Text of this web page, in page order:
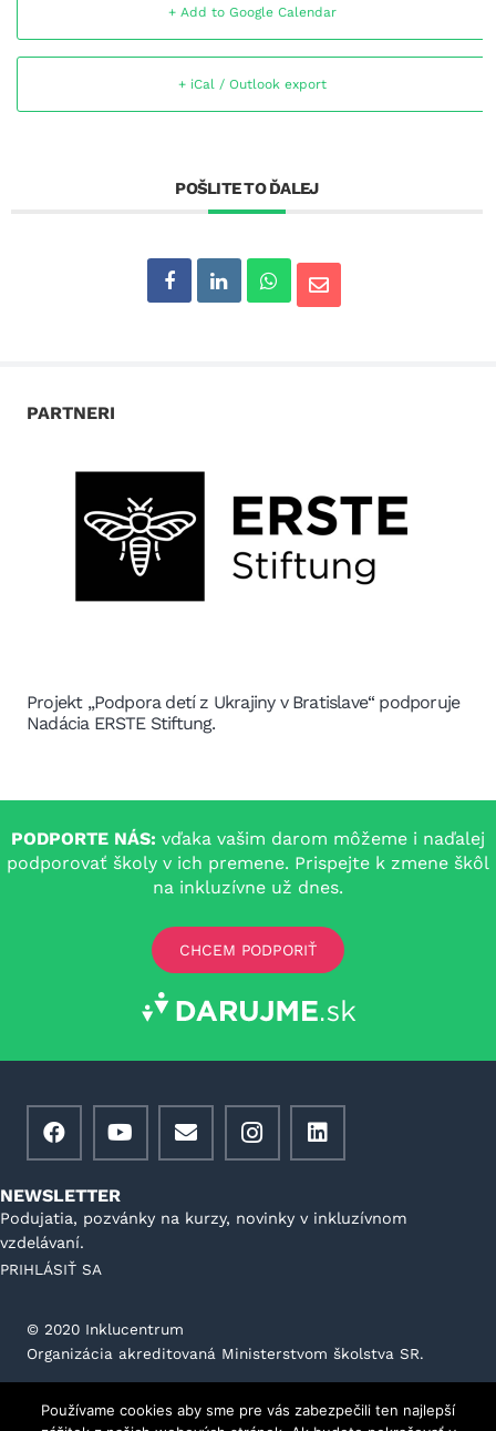
+ Add to Google Calendar
+ iCal / Outlook export
POŠLITE TO ĎALEJ
PARTNERI
Projekt „Podpora detí z Ukrajiny v Bratislave“ podporuje
Nadácia ERSTE Stiftung.
PODPORTE NÁS: vďaka vašim darom môžeme i naďalej
podporovať školy v ich premene. Prispejte k zmene škôl
na inkluzívne už dnes.
CHCEM PODPORIŤ
NEWSLETTER
Podujatia, pozvánky na kurzy, novinky v inkluzívnom
vzdelávaní.
PRIHLÁSIŤ SA
©️ 2020 Inklucentrum
Organizácia akreditovaná Ministerstvom školstva SR.
Všeobecné podmienky prevádzkovateľa portálu
Používame cookies aby sme pre vás zabezpečili ten najlepší